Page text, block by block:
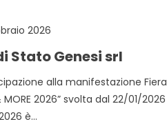
2026
Stato Genesi srl
alla manifestazione Fiera
MORE 2026” svolta dal 22/01/2026
è...